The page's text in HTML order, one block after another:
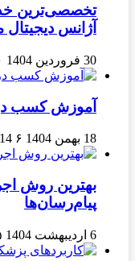
تخصصی‌ترین
آژانس دیجیتال
30 فروردین 1404
آموزش کسب
18 بهمن 1404 ۶
بهترین روش
پیام‌رسان‌ها
6 اردیبهشت 1404